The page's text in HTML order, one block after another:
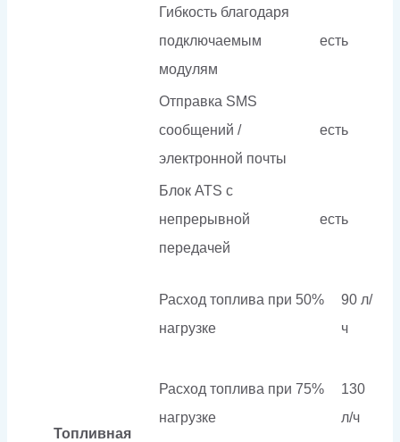
Гибкость благодаря
подключаемым
модулям
есть
Отправка SMS
сообщений /
электронной почты
есть
Блок ATS с
непрерывной
передачей
есть
Топливная
Расход топлива при 50%
нагрузке
90 л/
ч
Расход топлива при 75%
нагрузке
130
л/ч